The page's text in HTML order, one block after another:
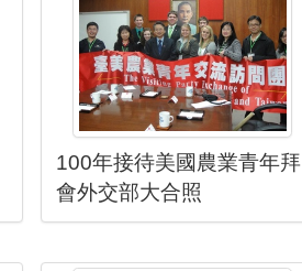
100年接待美國農業青年拜
會外交部大合照